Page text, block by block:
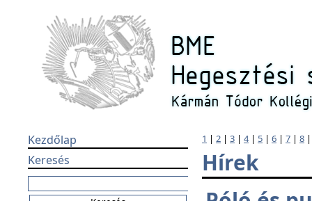
Kezdőlap
Keresés
1 | 2 | 3 | 4| 5 | 6 | 7 | 8
Hírek